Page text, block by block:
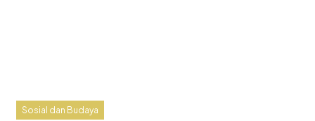
Sosial dan Budaya